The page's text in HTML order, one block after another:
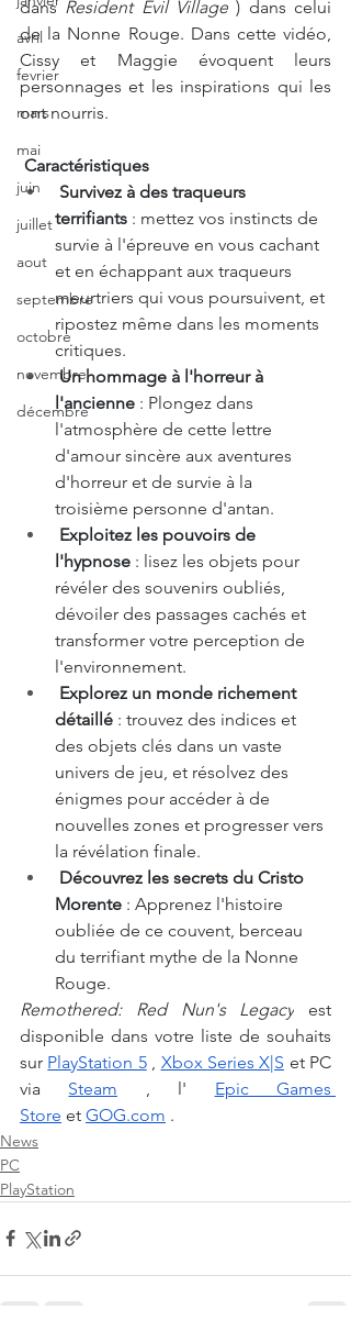
avril
fevrier
mars
mai
juin
juillet
aout
septembre
octobre
novembre
décembre
dans Resident Evil Village ) dans celui
de la Nonne Rouge. Dans cette vidéo,
Cissy et Maggie évoquent leurs
personnages et les inspirations qui les
ont nourris.
Caractéristiques
Survivez à des traqueurs
terrifiants : mettez vos instincts de
survie à l'épreuve en vous cachant
et en échappant aux traqueurs
meurtriers qui vous poursuivent, et
ripostez même dans les moments
critiques.
Un hommage à l'horreur à
l'ancienne : Plongez dans
l'atmosphère de cette lettre
d'amour sincère aux aventures
d'horreur et de survie à la
troisième personne d'antan.
Exploitez les pouvoirs de
l'hypnose : lisez les objets pour
révéler des souvenirs oubliés,
dévoiler des passages cachés et
transformer votre perception de
l'environnement.
Explorez un monde richement
détaillé : trouvez des indices et
des objets clés dans un vaste
univers de jeu, et résolvez des
énigmes pour accéder à de
nouvelles zones et progresser vers
la révélation finale.
Découvrez les secrets du Cristo
Morente : Apprenez l'histoire
oubliée de ce couvent, berceau
du terrifiant mythe de la Nonne
Rouge.
Remothered: Red Nun's Legacy
est
disponible dans votre liste de souhaits
sur PlayStation 5 Xbox Series X|S et PC
via
Steam , l'
Epic Games
Store et GOG.com .
News
PC
PlayStation